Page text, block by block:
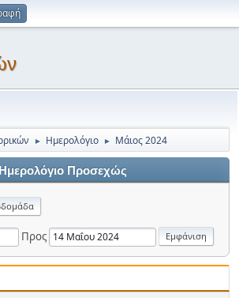
► Ημερολόγιο ► Μάιος 2024
Ημερολόγιο Προσεχώς
Προς